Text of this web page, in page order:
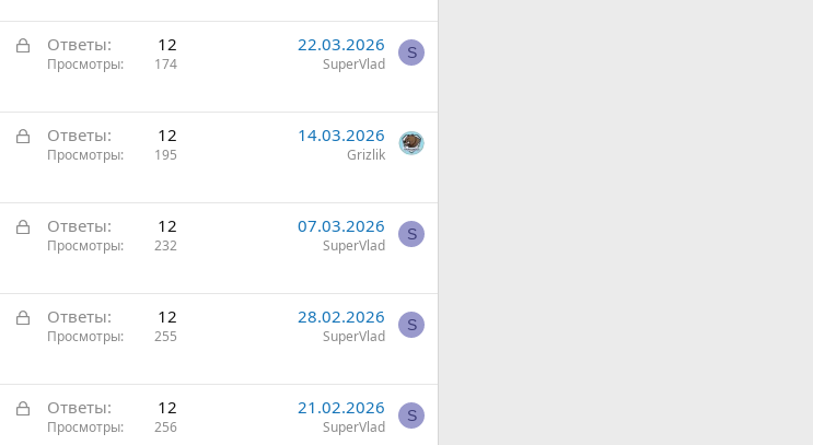
р
ыЗ
р
ы
Ответы 12
Просмотры 174
22.03.2026
SuperVlad
S
З
р
ы
Ответы 12
Просмотры 195
14.03.2026
Grizlik
З
р
ы
Ответы 12
Просмотры 232
07.03.2026
SuperVlad
S
З
р
ы
Ответы 12
Просмотры 255
28.02.2026
SuperVlad
S
З
Ответы 12
Просмотры 256
21.02.2026
SuperVlad
S